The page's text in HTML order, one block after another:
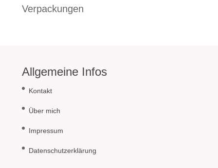
Verpackungen
Allgemeine Infos
Kontakt
Über mich
Impressum
Datenschutzerklärung